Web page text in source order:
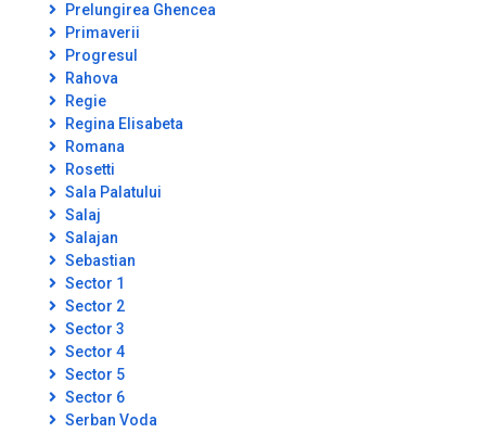
Prelungirea Ghencea
Primaverii
Progresul
Rahova
Regie
Regina Elisabeta
Romana
Rosetti
Sala Palatului
Salaj
Salajan
Sebastian
Sector 1
Sector 2
Sector 3
Sector 4
Sector 5
Sector 6
Serban Voda